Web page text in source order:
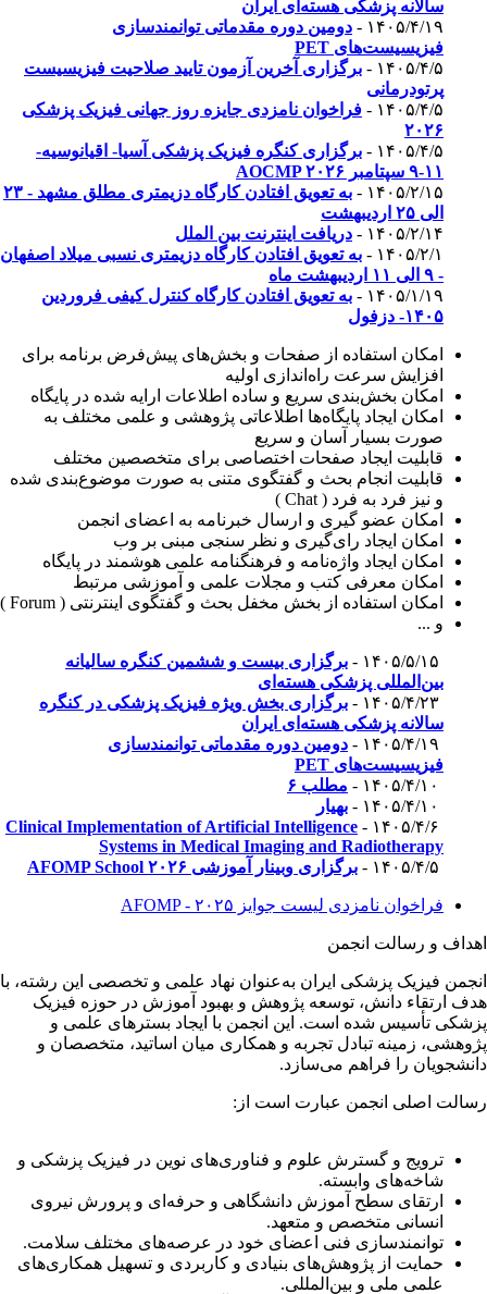
سالانه پزشکی هسته‌ای ایران
۱۴۰۵/۴/۱۹ -
دومین دوره مقدماتی توانمندسازی
فیزیسیست‌های PET
۱۴۰۵/۴/۵ -
برگزاری آخرین آزمون تایید صلاحیت فیزیسیست
پرتودرمانی
۱۴۰۵/۴/۵ -
فراخوان نامزدی جایزه روز جهانی فیزیک پزشکی
۲۰۲۶
۱۴۰۵/۴/۵ -
برگزاری کنگره فیزیک پزشکی آسیا- اقیانوسیه-
۱۱-۹ سپتامبر AOCMP ۲۰۲۶
۱۴۰۵/۲/۱۵ -
به تعویق افتادن کارگاه دزیمتری مطلق مشهد - ۲۳
الی ۲۵ اردیبهشت
۱۴۰۵/۲/۱۴ -
دریافت اینترنت بین الملل
۱۴۰۵/۲/۱ -
به تعویق افتادن کارگاه دزیمتری نسبی میلاد اصفهان
- ۹ الی ۱۱ اردیبهشت ماه
۱۴۰۵/۱/۱۹ -
به تعویق افتادن کارگاه کنترل کیفی فروردین
۱۴۰۵- دزفول
امکان استفاده از صفحات و بخش‌های پيش‌فرض برنامه برای
افزايش سرعت راه‌اندازی اوليه
امکان بخش‌بندی سريع و ساده اطلاعات ارايه شده در پايگاه
امکان ايجاد پايگاه‌ها اطلاعاتی پژوهشی و علمی مختلف به
صورت بسيار آسان و سريع
قابليت ايجاد صفحات اختصاصی برای متخصصين مختلف
قابليت انجام بحث و گفتگوی متنی به صورت موضوع‌بندی شده
و نيز فرد به فرد ( Chat )
امکان عضو گيری و ارسال خبرنامه به اعضای انجمن
امکان ايجاد رای‌گيری و نظر سنجی مبنی بر وب
امکان ايجاد واژه‌نامه و فرهنگنامه علمی هوشمند در پايگاه
امکان معرفی کتب و مجلات علمی و آموزشی مرتبط
امکان استفاده از بخش مخفل بحث و گفتگوی اينترنتی ( Forum )
و ...
برگزاری بیست و ششمین کنگره سالیانه
بین‌المللی پزشکی هسته‌ای
برگزاری بخش ویژه فیزیک پزشکی در کنگره
سالانه پزشکی هسته‌ای ایران
دومین دوره مقدماتی توانمندسازی
فیزیسیست‌های PET
مطلب ۶
بهیار
Clinical Implementation of Artificial Intelligence
Systems in Medical Imaging and Radiotherapy
برگزاری وبینار آموزشی AFOMP School ۲۰۲۶
فراخوان نامزدی لیست جوایز AFOMP - ۲۰۲۵
و رسالت انجمن
فیزیک پزشکی ایران به‌عنوان نهاد علمی و تخصصی این رشته، با
ارتقاء دانش، توسعه پژوهش و بهبود آموزش در حوزه فیزیک
تأسیس شده است. این انجمن با ایجاد بسترهای علمی و
زمینه تبادل تجربه و همکاری میان اساتید، متخصصان و
را فراهم می‌سازد.
اصلی انجمن عبارت است از:
ترویج و گسترش علوم و فناوری‌های نوین در فیزیک پزشکی و
شاخه‌های وابسته.
ارتقای سطح آموزش دانشگاهی و حرفه‌ای و پرورش نیروی
انسانی متخصص و متعهد.
توانمندسازی فنی اعضای خود در عرصه‌های مختلف سلامت.
حمایت از پژوهش‌های بنیادی و کاربردی و تسهیل همکاری‌های
علمی ملی و بین‌المللی.